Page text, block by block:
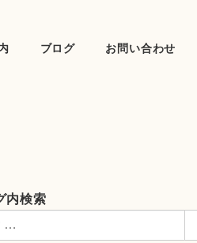
ブログ お問い合わせ
内検索